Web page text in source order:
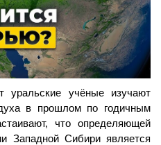
учёные изучают
в прошлом по годичным
что определяющей
Западной Сибири является